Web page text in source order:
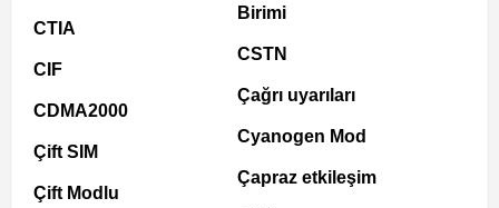
CTIA
CIF
CDMA2000
Çift SIM
Çift Modlu
Birimi
CSTN
Çağrı uyarıları
Cyanogen Mod
Çapraz etkileşim